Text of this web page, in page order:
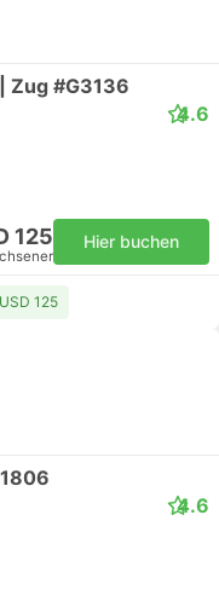
Zug #G3136
4.6
125 Hier buchen
125
4.6